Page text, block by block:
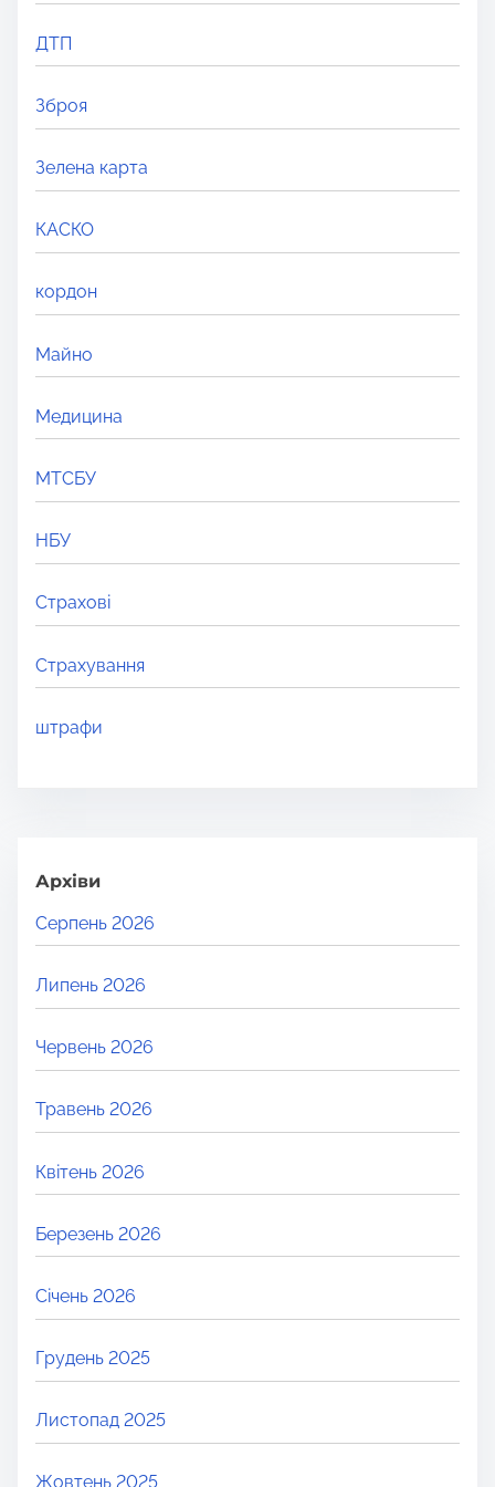
.
ДТП
Зброя
Зелена карта
КАСКО
кордон
Майно
Медицина
МТСБУ
НБУ
Страхові
Страхування
штрафи
Архіви
Серпень 2026
Липень 2026
Червень 2026
Травень 2026
Квітень 2026
Березень 2026
Січень 2026
Грудень 2025
Листопад 2025
Жовтень 2025